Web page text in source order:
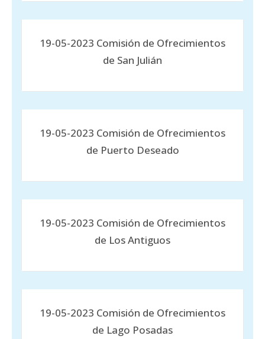
19-05-2023 Comisión de Ofrecimientos
de San Julián
19-05-2023 Comisión de Ofrecimientos
de Puerto Deseado
19-05-2023 Comisión de Ofrecimientos
de Los Antiguos
19-05-2023 Comisión de Ofrecimientos
de Lago Posadas